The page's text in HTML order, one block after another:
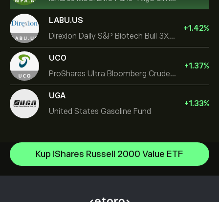
LABU.US
Direxion Daily S&P Biotech Bull 3X ETF
+1.42%
UCO
ProShares Ultra Bloomberg Crude Oil
+1.37%
UGA
United States Gasoline Fund
+1.33%
Kup iShares Russell 2000 Value ETF
Invesco S&P 500 Equal Weight ETF
iShares $ Treasury Bond 0-1yr UCITS ETF